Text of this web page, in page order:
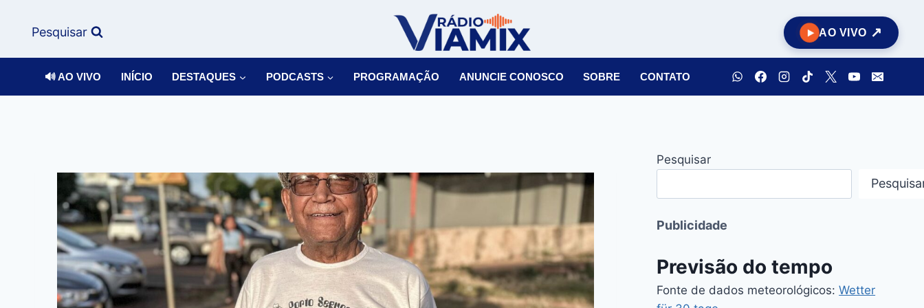
Pesquisar AO VIVO
🔊 AO VIVO INÍCIO DESTAQUES PODCASTS PROGRAMAÇÃO ANUNCIE CONOSCO SOBRE CONTATO
Pesquisar
Publicidade
Previsão do tempo
Fonte de dados meteorológicos:Wetter